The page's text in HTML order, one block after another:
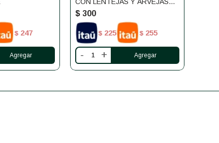
$ 247
SIN GLUTEN CAÑUELAS
$ 300
$ 225 $ 255
- +